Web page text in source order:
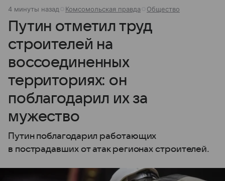
4 минуты назад Комсомольская правда Общество
Путин отметил труд
строителей на
воссоединенных
территориях: он
поблагодарил их за
мужество
Путин поблагодарил работающих
в пострадавших от атак регионах строителей.